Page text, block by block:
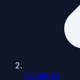
Occitanie